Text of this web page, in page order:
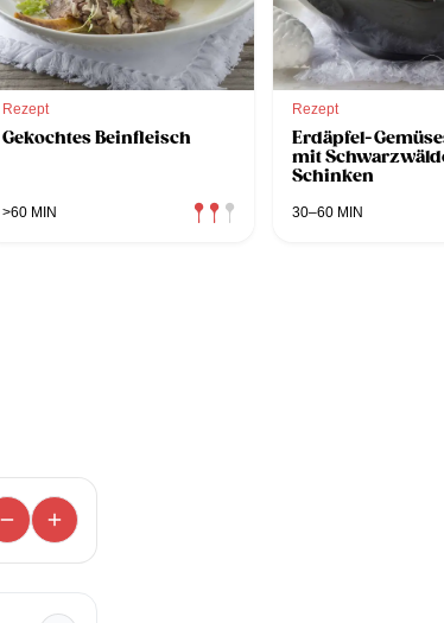
Rezept
Gekochtes Beinfleisch
>60 MIN
Rezept
Erdäpfel-
mit
Schinken
30–60 MIN